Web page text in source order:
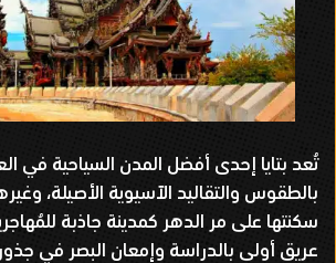
تُعد بتايا إحدى أفضل المدن السياحية في
بالطقوس والتقاليد الآسيوية الأصيلة،
سكنتها على مر الدهر كمدينة جاذبة
عريق أولى بالدراسة وإمعان البصر في